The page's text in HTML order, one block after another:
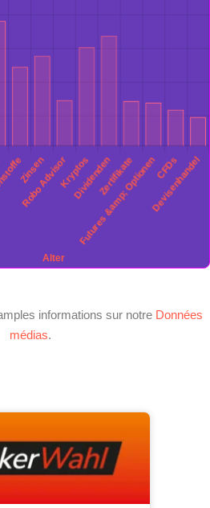
informations sur notre Données
médias.